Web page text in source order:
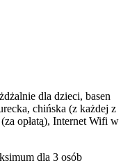
dla dzieci, basen
chińska (z każdej z
opłatą), Internet Wifi w
dla 3 osób